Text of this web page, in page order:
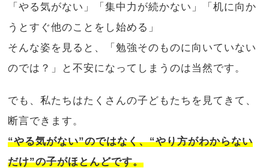
「やる気がない」「集中力が続かない」「机に向か
うとすぐ他のことをし始める」
そんな姿を見ると、「勉強そのものに向いていない
のでは？」と不安になってしまうのは当然です。
でも、私たちはたくさんの子どもたちを見てきて、
断言できます。
“やる気がない”のではなく、“やり方がわからない
だけ”の子がほとんどです。